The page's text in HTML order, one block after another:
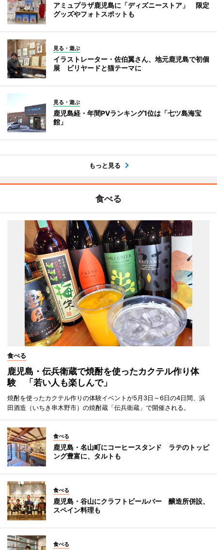
アミュプラザ鹿児島に「ディズニーストア」 限定
グッズやフォトスポットも
見る・遊ぶ
イラストレーター・佐伯翼さん、地元鹿児島で初個
展 ビリヤードと猫テーマに
見る・遊ぶ
鹿児島経・年間PVランキング1位は「七ツ島海宝
館」
もっと見る
食べる
食べる
鹿児島・伝兵衛蔵で焼酎を使ったカクテル作り体
験 「若い人も楽しんで」
焼酎を使ったカクテル作りの体験イベントが5月3日～6日の4日間、浜
田酒造（いちき串木野市）の焼酎蔵「伝兵衛蔵」で開催される。
食べる
鹿児島・名山町にコーヒースタンド ラテのトッピ
ング豊富に、タルトも
食べる
鹿児島・谷山にクラフトビールバー 醸造所併設、
スペイン料理も
食べる